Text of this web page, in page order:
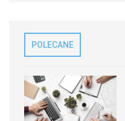
POLECANE